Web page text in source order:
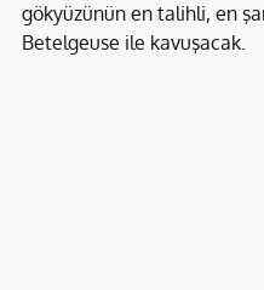
gökyüzünün en talihli, en
Betelgeuse ile kavuşacak.